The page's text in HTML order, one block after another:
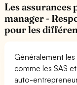
Les assurances
manager -
pour les
Généralement les
comme les SAS
auto-